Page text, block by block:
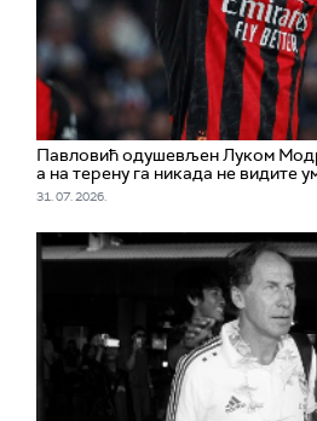
Павловић одушевљен Луком
а на терену га никада не видите
31. 07. 2026.